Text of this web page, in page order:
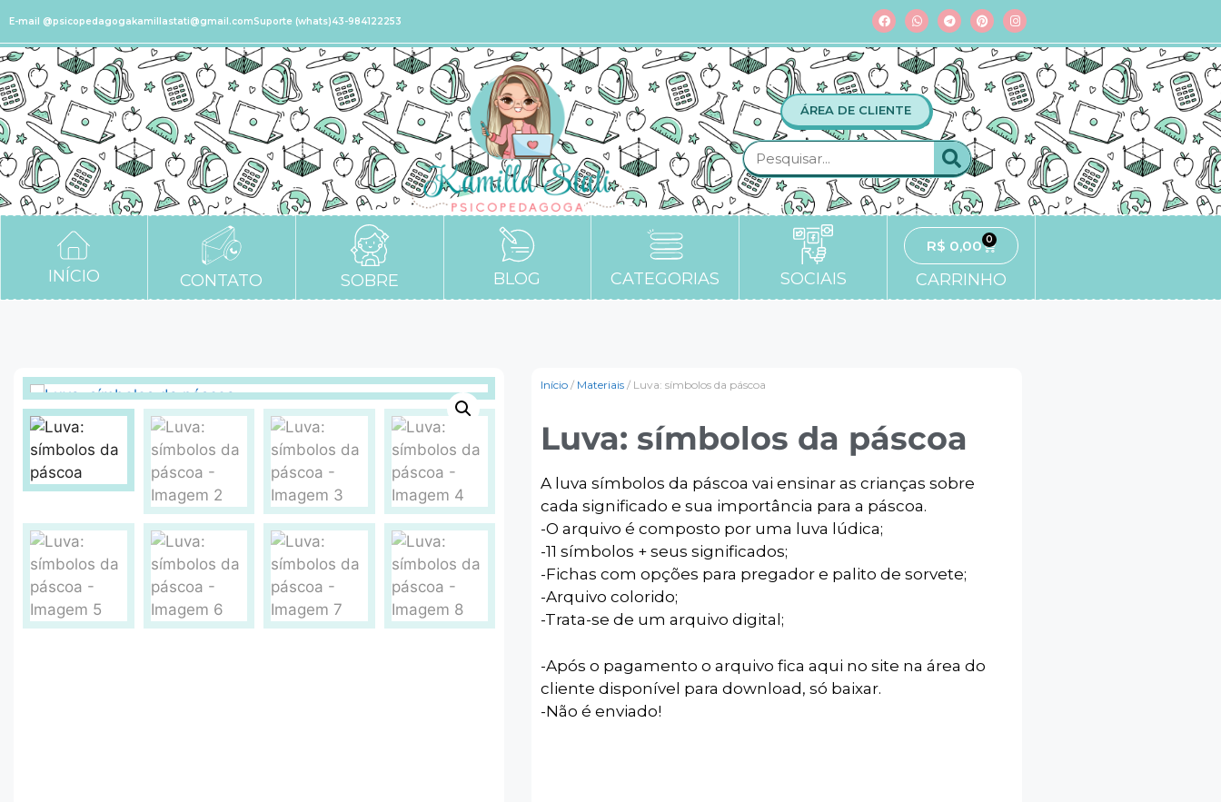
E-mail @psicopedagogakamillastati@gmail.comSuporte (whats)43-984122253
ÁREA DE CLIENTE
INÍCIO CONTATO SOBRE BLOG CATEGORIAS SOCIAIS
R$ 0,00 0
CARRINHO
Início / Materiais / Luva: símbolos da páscoa
Luva: símbolos da páscoa
A luva símbolos da páscoa vai ensinar as crianças sobre
cada significado e sua importância para a páscoa.
-O arquivo é composto por uma luva lúdica;
-11 símbolos + seus significados;
-Fichas com opções para pregador e palito de sorvete;
-Arquivo colorido;
-Trata-se de um arquivo digital;
-Após o pagamento o arquivo fica aqui no site na área do
cliente disponível para download, só baixar.
-Não é enviado!